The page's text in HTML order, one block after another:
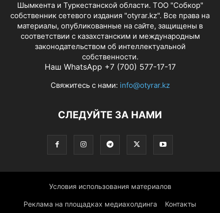
Шымкента и Туркестанской области. ТОО "Собкор"
собственник сетевого издания "otyrar.kz". Все права на
материалы, опубликованные на сайте, защищены в
соответствии с казахстанским и международным
законодательством об интеллектуальной
собственности.
Наш WhatsApp +7 (700) 577-17-17
Свяжитесь с нами: info@otyrar.kz
СЛЕДУЙТЕ ЗА НАМИ
Условия использования материалов
Реклама на площадках медиахолдинга Контакты